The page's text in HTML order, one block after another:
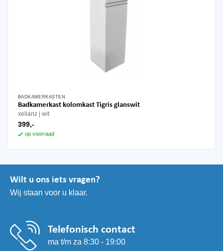
BADKAMERKASTEN
Badkamerkast kolomkast Tigris glanswit
xellanz wit
399,-
op voorraad
Wilt u ons iets vragen?
Wij staan voor u klaar.
Telefonisch contact
ma t/m za 8:30 - 19:00